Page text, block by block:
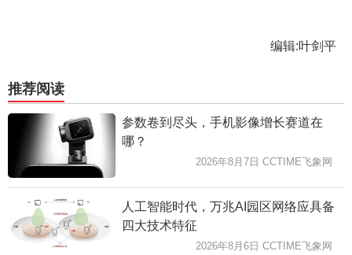
编辑:叶剑平
推荐阅读
参数卷到尽头，手机影像增长赛道在
哪？
2026年8月7日 CCTIME飞象网
人工智能时代，万兆AI园区网络应具备
四大技术特征
2026年8月6日 CCTIME飞象网